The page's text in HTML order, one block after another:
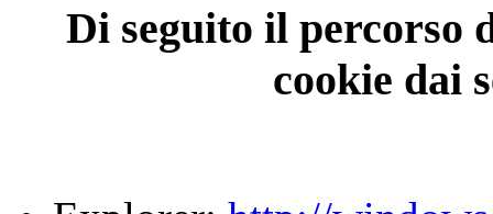
Di seguito il percorso
cookie dai